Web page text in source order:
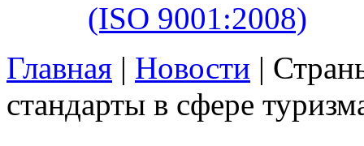
(ISO 9001:2008)
Главная | Новости |
стандарты в сфере